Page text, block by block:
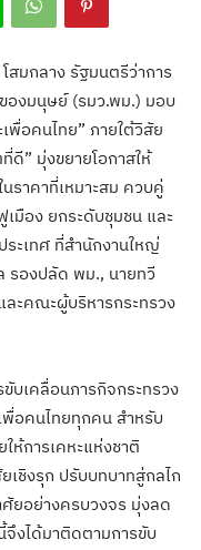
สมกลาง รัฐมนตรีว่าการ
องมนุษย์ (รมว.พม.) มอบ
พื่อคนไทย” ภายใต้วิสัย
” มุ่งขยายโอกาสให้
ราคาที่เหมาะสม ควบคู่
มือง ยกระดับชุมชน และ
ะเทศ ที่สำนักงานใหญ่
รองปลัด พม., นายทวี
ะคณะผู้บริหารกระทรวง
บเคลื่อนภารกิจกระทรวง
อคนไทยทุกคน สำหรับ
ห้การเคหะแห่งชาติ
เชิงรุก ปรับบทบาทสู่กลไก
ศัยอย่างครบวงจร มุ่งลด
จึงได้มาติดตามการขับ